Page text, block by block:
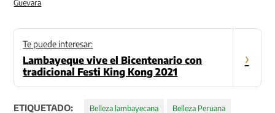
Guevara
Te puede interesar:
Lambayeque vive el Bicentenario con
tradicional Festi King Kong 2021
›
ETIQUETADO: Belleza lambayecana Belleza Peruana